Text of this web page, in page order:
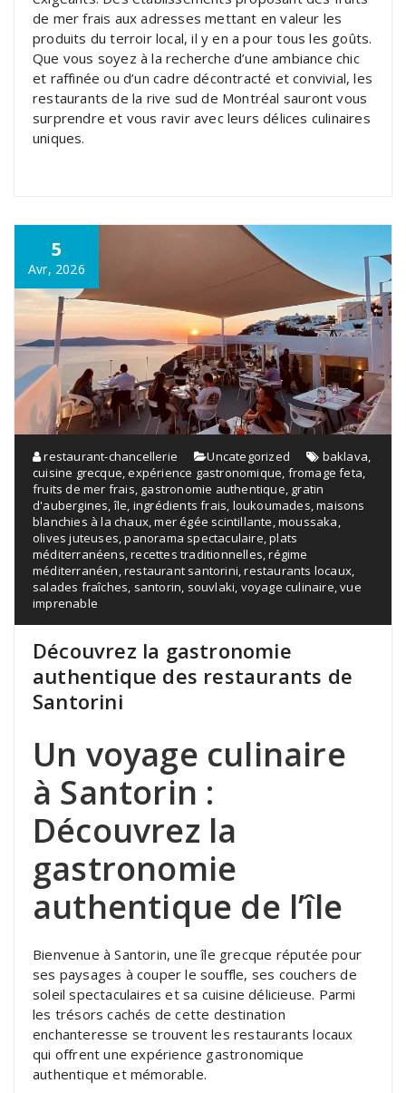
de mer frais aux adresses mettant en valeur les
produits du terroir local, il y en a pour tous les goûts.
Que vous soyez à la recherche d’une ambiance chic
et raffinée ou d’un cadre décontracté et convivial, les
restaurants de la rive sud de Montréal sauront vous
surprendre et vous ravir avec leurs délices culinaires
uniques.
5
Avr, 2026
restaurant-chancellerie Uncategorized baklava,
cuisine grecque,expérience gastronomique, fromage feta,
fruits de mer frais, gastronomie authentique, gratin
d'aubergines,île, ingrédients frais, loukoumades,maisons
blanchies à la chaux,mer égée scintillante,moussaka,
olives juteuses,panorama spectaculaire,plats
méditerranéens,recettes traditionnelles,régime
méditerranéen,restaurant santorini,restaurants locaux,
salades fraîches, santorin, souvlaki, voyage culinaire,vue
imprenable
Découvrez la gastronomie
authentique des restaurants de
Santorini
Un voyage culinaire
à Santorin :
Découvrez la
gastronomie
authentique de l’île
Bienvenue à Santorin, une île grecque réputée pour
ses paysages à couper le souffle, ses couchers de
soleil spectaculaires et sa cuisine délicieuse. Parmi
les trésors cachés de cette destination
enchanteresse se trouvent les restaurants locaux
qui offrent une expérience gastronomique
authentique et mémorable.